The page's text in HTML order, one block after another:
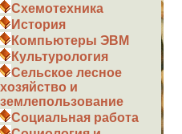
Схемотехника
История
Компьютеры ЭВМ
Культурология
Сельское лесное
хозяйство и
землепользование
Социальная работа